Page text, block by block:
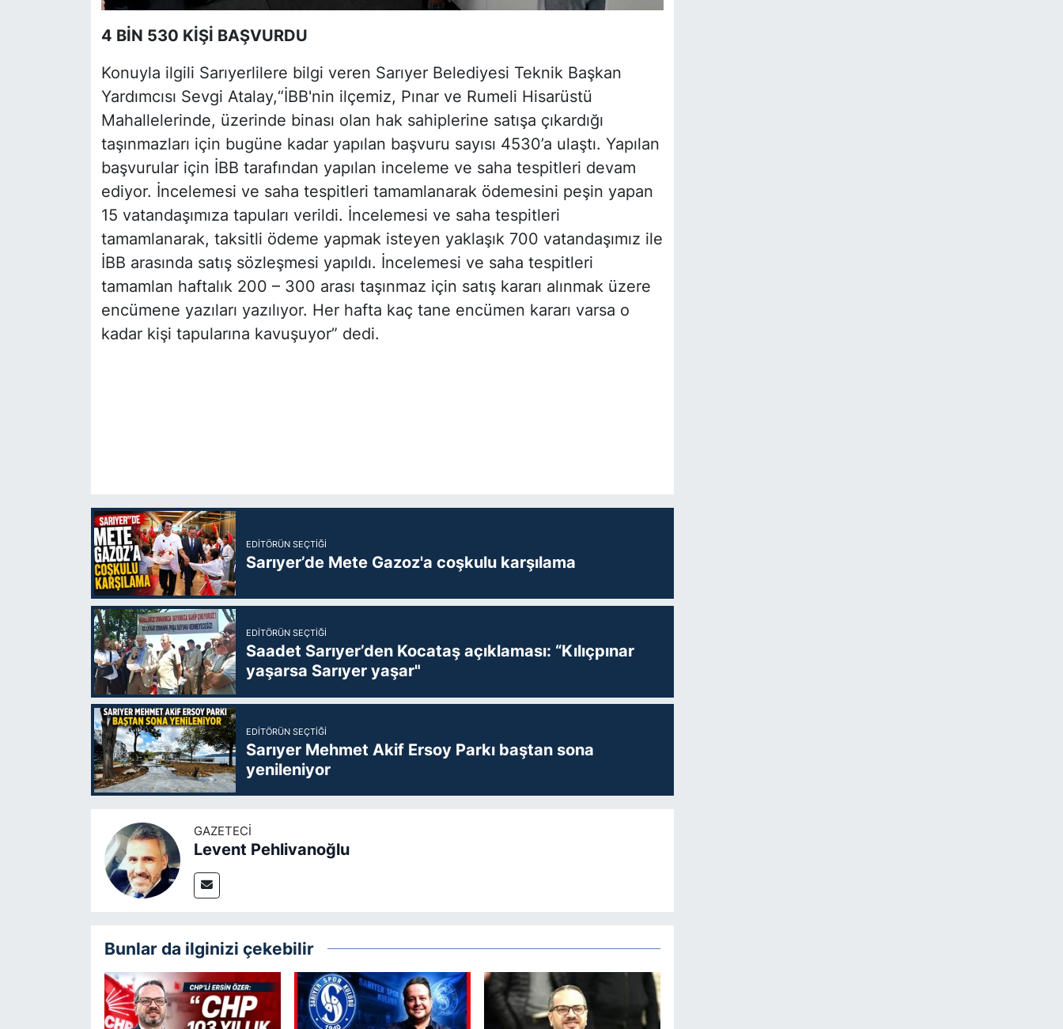
4 BİN 530 KİŞİ BAŞVURDU
Konuyla ilgili Sarıyerlilere bilgi veren Sarıyer Belediyesi Teknik Başkan
Yardımcısı Sevgi Atalay,“İBB'nin ilçemiz, Pınar ve Rumeli Hisarüstü
Mahallelerinde, üzerinde binası olan hak sahiplerine satışa çıkardığı
taşınmazları için bugüne kadar yapılan başvuru sayısı 4530’a ulaştı. Yapılan
başvurular için İBB tarafından yapılan inceleme ve saha tespitleri devam
ediyor. İncelemesi ve saha tespitleri tamamlanarak ödemesini peşin yapan
15 vatandaşımıza tapuları verildi. İncelemesi ve saha tespitleri
tamamlanarak, taksitli ödeme yapmak isteyen yaklaşık 700 vatandaşımız ile
İBB arasında satış sözleşmesi yapıldı. İncelemesi ve saha tespitleri
tamamlan haftalık 200 – 300 arası taşınmaz için satış kararı alınmak üzere
encümene yazıları yazılıyor. Her hafta kaç tane encümen kararı varsa o
kadar kişi tapularına kavuşuyor” dedi.
EDITÖRÜN SEÇTIĞI
Sarıyer’de Mete Gazoz'a coşkulu karşılama
EDITÖRÜN SEÇTIĞI
Saadet Sarıyer’den Kocataş açıklaması: “Kılıçpınar
yaşarsa Sarıyer yaşar"
EDITÖRÜN SEÇTIĞI
Sarıyer Mehmet Akif Ersoy Parkı baştan sona
yenileniyor
GAZETECI
Levent Pehlivanoğlu
Bunlar da ilginizi çekebilir